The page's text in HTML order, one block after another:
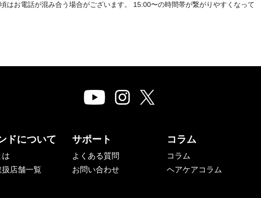
お電話が混み合う場合がございます。 15:00〜の時間帯が繋がりやすくなって
ドについて
は
店舗一覧
サポート
よくある質問
お問い合わせ
コラム
コラム
ヘアケアコラム